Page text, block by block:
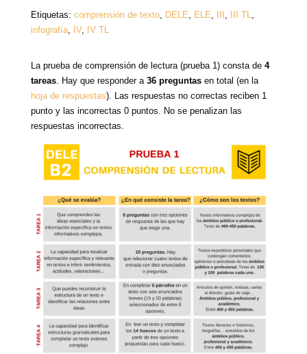
Etiquetas: comprensión de texto, DELE, ELE, , III TL,
infografía, IV, IV TL
La prueba de comprensión de lectura (prueba 1) consta de 4
tareas. Hay que responder a 36 preguntasen total (en la
hoja de respuestas). Las respuestas no correctas reciben 1
punto y las incorrectas 0 puntos. No se penalizan las
respuestas incorrectas.